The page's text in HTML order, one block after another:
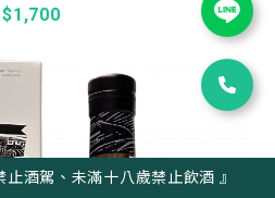
$1,700
止酒駕、未滿十八歲禁止飲酒 』